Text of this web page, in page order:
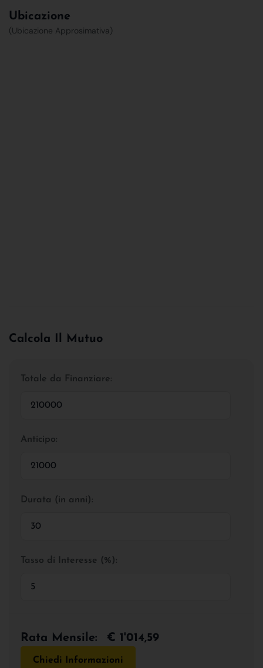
Ubicazione
(Ubicazione Approsimativa)
Calcola Il Mutuo
Totale da Finanziare:
Anticipo:
Durata (in anni):
Tasso di Interesse (%):
Rata Mensile: € 1'014,59
Chiedi Informazioni